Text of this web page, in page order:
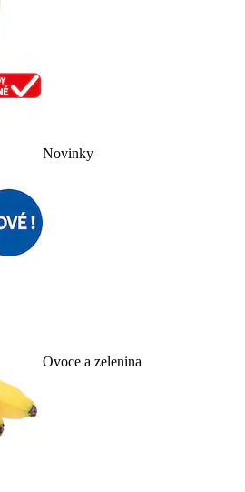
Novinky
Ovoce a zelenina